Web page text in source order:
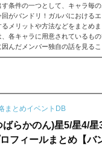
条件の一つとして、キャラ毎
がバンドリ！ガルパにおける
メリットや方法などをまとめ
各キャラに用意されているも
因んだメンバー独自の話を見る
の詳細にあり、解放すること
まとめイベントDB
らかのん)星5/星4/
フィールまとめ【バ